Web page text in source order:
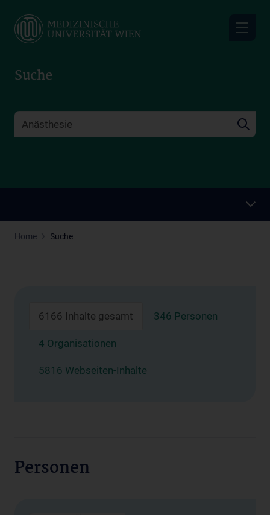
main
Suche
Home Suche
6166 Inhalte gesamt 346 Personen
4 Organisationen
5816 Webseiten-Inhalte
Personen